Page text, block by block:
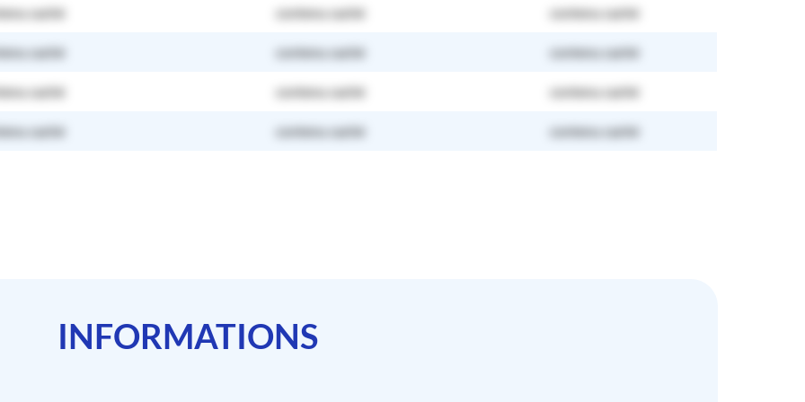
caché contenu caché contenu caché
caché contenu caché contenu caché
caché contenu caché contenu caché
caché contenu caché contenu caché
INFORMATIONS